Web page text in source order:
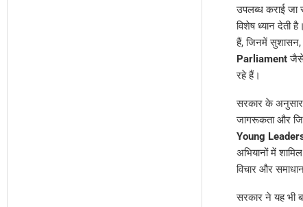
उपलब्ध कराई जा
विशेष ध्यान देती
हैं, जिनमें सुशासन,
Parliamentजैसे
रहे हैं।
सरकार के
जागरूकता और
Young
अभियानों में
विचार और
सरकार ने यह भी